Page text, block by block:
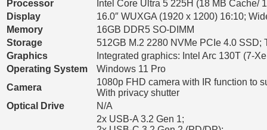
Processor
Intel Core Ultra 5 225H (18 MB Cache/
Display
16.0″ WUXGA (1920 x 1200) 16:10;
Memory
16GB DDR5 SO-DIMM
Storage
512GB M.2 2280 NVMe PCIe 4.0
Graphics
Integrated graphics: Intel Arc 130T (7-
Operating System
Windows 11 Pro
Camera
1080p FHD camera with IR function to
With privacy shutter
Optical Drive
N/A
2x USB-A 3.2 Gen 1;